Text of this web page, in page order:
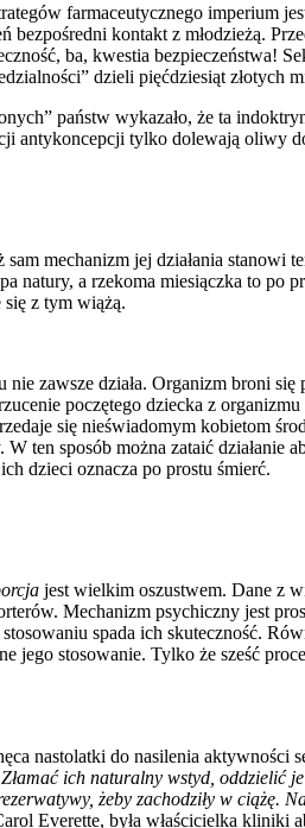
farmaceutycznego imperium
bezpośredni kontakt z młodzieżą.
ba, kwestia bezpieczeństwa!
dzieli pięćdziesiąt złotych
państw wykazało, że ta
antykoncepcji tylko dolewają oliwy
sam mechanizm jej działania
natury, a rzekoma miesiączka to
z tym wiążą.
nie zawsze działa. Organizm broni
poczętego dziecka z
się nieświadomym kobietom
ten sposób można zataić
dzieci oznacza po prostu śmierć.
jest wielkim oszustwem. Dane z
Mechanizm psychiczny jest
spada ich skuteczność.
jego stosowanie. Tylko że sześć
nastolatki do nasilenia
ich naturalny wstyd, oddzielić
żeby zachodziły w ciążę.
Everette, była właścicielka kliniki